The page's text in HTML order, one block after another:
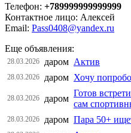
Телефон: +789999999999999
Контактное лицо: Алексей
Email: Pass0408@yandex.ru
Еще объявления:
28.03.2026 даром Актив
28.03.2026 даром Хочу
28.03.2026 даром
Готов
сам
28.03.2026 даром Пара 50+